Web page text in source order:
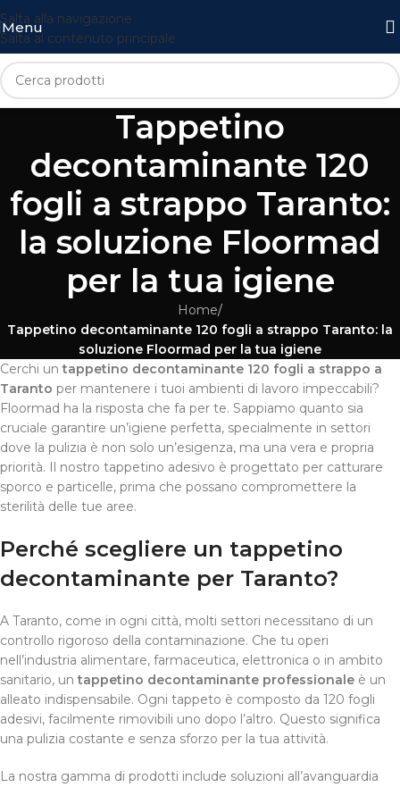
Salta alla navigazione
Salta al contenuto principale
Menu
Tappetino
decontaminante 120
fogli a strappo Taranto:
la soluzione Floormad
per la tua igiene
Home/
Tappetino decontaminante 120 fogli a strappo Taranto: la
soluzione Floormad per la tua igiene
Cerchi untappetino decontaminante 120 fogli a strappo a
Taranto per mantenere i tuoi ambienti di lavoro impeccabili?
Floormad ha la risposta che fa per te. Sappiamo quanto sia
cruciale garantire un’igiene perfetta, specialmente in settori
dove la pulizia è non solo un’esigenza, ma una vera e propria
priorità. Il nostro tappetino adesivo è progettato per catturare
sporco e particelle, prima che possano compromettere la
sterilità delle tue aree.
Perché scegliere un tappetino
decontaminante per Taranto?
A Taranto, come in ogni città, molti settori necessitano di un
controllo rigoroso della contaminazione. Che tu operi
nell’industria alimentare, farmaceutica, elettronica o in ambito
sanitario, untappetino decontaminante professionale è un
alleato indispensabile. Ogni tappeto è composto da 120 fogli
adesivi, facilmente rimovibili uno dopo l’altro. Questo significa
una pulizia costante e senza sforzo per la tua attività.
La nostra gamma di prodotti include soluzioni all’avanguardia